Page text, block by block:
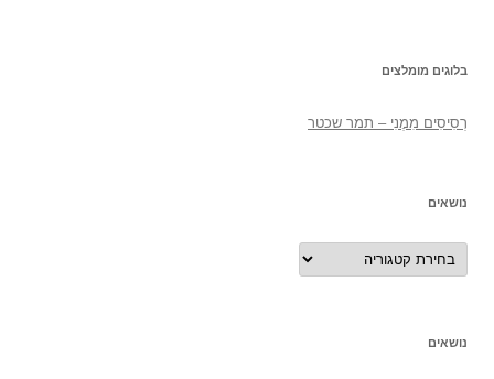
בלוגים מומלצים
רְסִיסִים מִמֶנִי – תמר שכטר
נושאים
נושאים
נושאים